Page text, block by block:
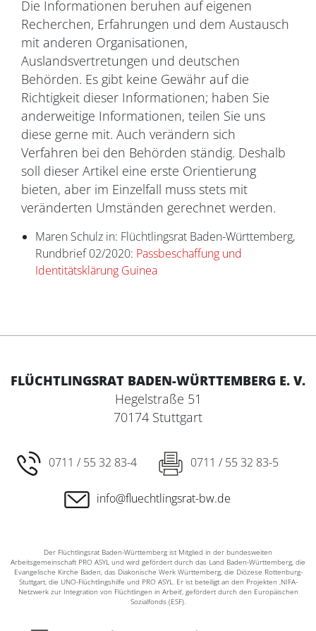
Die Informationen beruhen auf eigenen
Recherchen, Erfahrungen und dem Austausch
mit anderen Organisationen,
Auslandsvertretungen und deutschen
Behörden. Es gibt keine Gewähr auf die
Richtigkeit dieser Informationen; haben Sie
anderweitige Informationen, teilen Sie uns
diese gerne mit. Auch verändern sich
Verfahren bei den Behörden ständig. Deshalb
soll dieser Artikel eine erste Orientierung
bieten, aber im Einzelfall muss stets mit
veränderten Umständen gerechnet werden.
Maren Schulz in: Flüchtlingsrat Baden-Württemberg,
Rundbrief 02/2020: Passbeschaffung und
Identitätsklärung Guinea
FLÜCHTLINGSRAT BADEN-WÜRTTEMBERG E. V.
Hegelstraße 51
70174 Stuttgart
0711 / 55 32 83-4 0711 / 55 32 83-5
info@fluechtlingsrat-bw.de
Der Flüchtlingsrat Baden-Württemberg ist Mitglied in der bundesweiten
Arbeitsgemeinschaft PRO ASYL und wird gefördert durch das Land Baden-Württemberg, die
Evangelische Kirche Baden, das Diakonische Werk Württemberg, die Diözese Rottenburg-
Stuttgart, die UNO-Flüchtlingshilfe und PRO ASYL. Er ist beteiligt an den Projekten ‚NIFA-
Netzwerk zur Integration von Flüchtlingen in Arbeit‘, gefördert durch den Europäischen
Sozialfonds (ESF).